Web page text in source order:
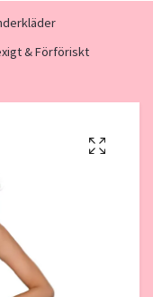
& Förföriskt